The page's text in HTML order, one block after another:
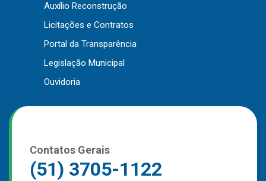
Outros
Downloads
Notícias
Contato
Página Inicial
Auxílio Reconstrução
Licitações e Contratos
Portal da Transparência
Legislação Municipal
Ouvidoria
Contatos Gerais
(51) 3705-1122